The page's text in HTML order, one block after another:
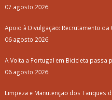
07 agosto 2026
Apoio à Divulgação: Recrutamento da
06 agosto 2026
A Volta a Portugal em Bicicleta passa
06 agosto 2026
Limpeza e Manutenção dos Tanques